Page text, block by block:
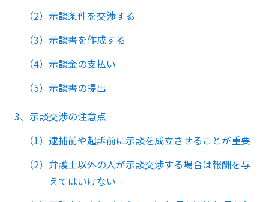
（2）示談条件を交渉する
（3）示談書を作成する
（4）示談金の支払い
（5）示談書の提出
3、示談交渉の注意点
（1）逮捕前や起訴前に示談を成立させることが重要
（2）弁護士以外の人が示談交渉する場合は報酬を与
えてはいけない